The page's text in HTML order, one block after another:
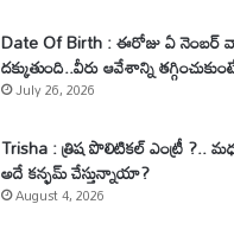
Date Of Birth : ఈరోజు ఏ నెంబర్
దక్కుతుంది..వీరు ఆవేశాన్ని
July 26, 2026
Trisha : త్రిష పొలిటికల్ ఎంట్రీ ?..
అదే కన్ఫమ్ చేస్తున్నాయా?
August 4, 2026